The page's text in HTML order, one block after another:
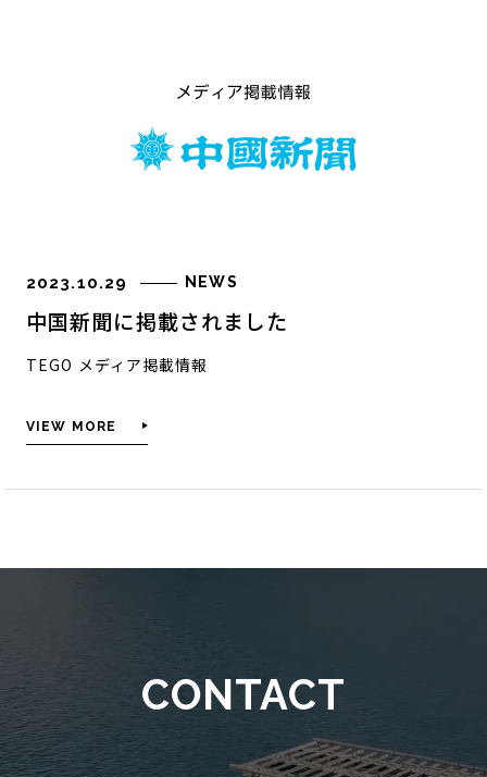
筏チップとは
筏チップの効果
工場内緑地
WORKS
お知らせ
2023.10.29 NEWS
中国新聞に掲載されました
TEGO メディア掲載情報
VIEW MORE
CONTACT